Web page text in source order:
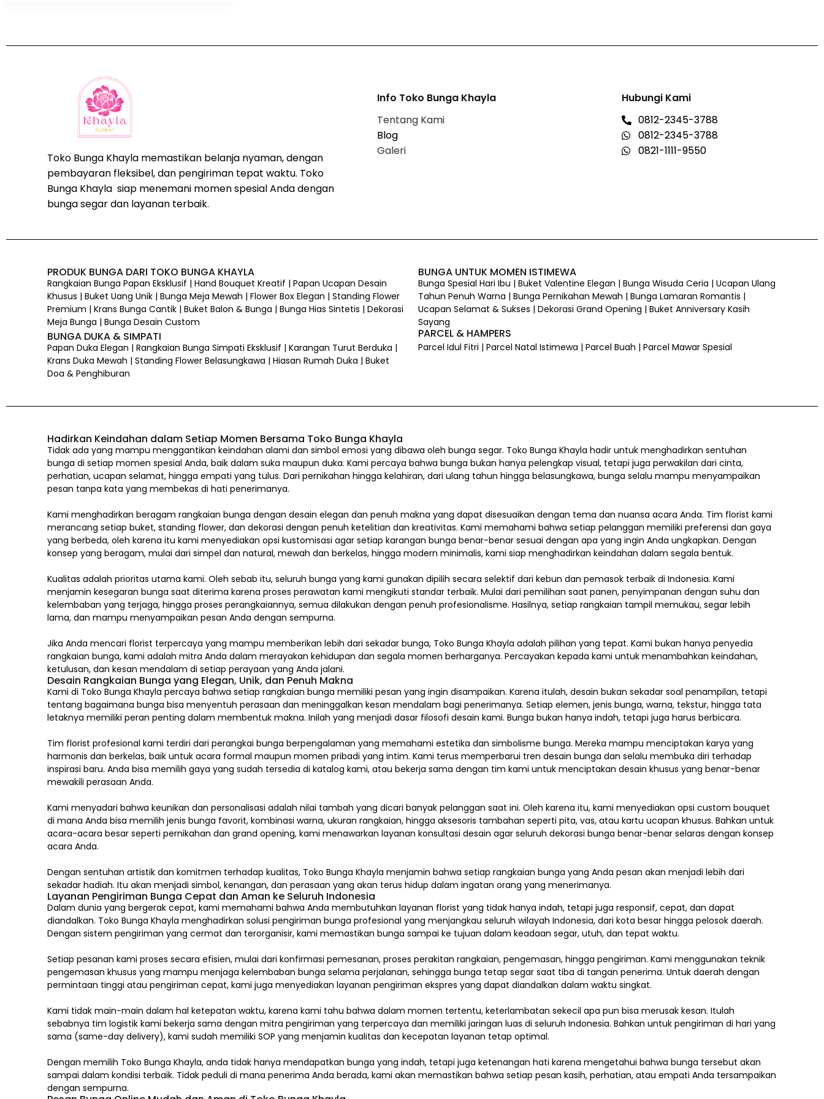
Toko Bunga Khayla memastikan belanja nyaman, dengan
pembayaran fleksibel, dan pengiriman tepat waktu. Toko
Bunga Khayla siap menemani momen spesial Anda dengan
bunga segar dan layanan terbaik.
Info Toko Bunga Khayla
Tentang Kami
Blog
Galeri
Hubungi Kami
0812-2345-3788
0812-2345-3788
0821-1111-9550
PRODUK BUNGA DARI TOKO BUNGA KHAYLA
Rangkaian Bunga Papan Eksklusif | Hand Bouquet Kreatif | Papan Ucapan Desain
Khusus | Buket Uang Unik | Bunga Meja Mewah | Flower Box Elegan | Standing Flower
Premium | Krans Bunga Cantik | Buket Balon & Bunga | Bunga Hias Sintetis | Dekorasi
Meja Bunga | Bunga Desain Custom
BUNGA DUKA & SIMPATI
Papan Duka Elegan | Rangkaian Bunga Simpati Eksklusif | Karangan Turut Berduka |
Krans Duka Mewah | Standing Flower Belasungkawa | Hiasan Rumah Duka | Buket
Doa & Penghiburan
BUNGA UNTUK MOMEN ISTIMEWA
Bunga Spesial Hari Ibu | Buket Valentine Elegan | Bunga Wisuda Ceria | Ucapan Ulang
Tahun Penuh Warna | Bunga Pernikahan Mewah | Bunga Lamaran Romantis |
Ucapan Selamat & Sukses | Dekorasi Grand Opening | Buket Anniversary Kasih
Sayang
PARCEL & HAMPERS
Parcel Idul Fitri | Parcel Natal Istimewa | Parcel Buah | Parcel Mawar Spesial
Hadirkan Keindahan dalam Setiap Momen Bersama Toko Bunga Khayla
Tidak ada yang mampu menggantikan keindahan alami dan simbol emosi yang dibawa oleh bunga segar. Toko Bunga Khayla hadir untuk menghadirkan sentuhan
bunga di setiap momen spesial Anda, baik dalam suka maupun duka. Kami percaya bahwa bunga bukan hanya pelengkap visual, tetapi juga perwakilan dari cinta,
perhatian, ucapan selamat, hingga empati yang tulus. Dari pernikahan hingga kelahiran, dari ulang tahun hingga belasungkawa, bunga selalu mampu menyampaikan
pesan tanpa kata yang membekas di hati penerimanya.
Kami menghadirkan beragam rangkaian bunga dengan desain elegan dan penuh makna yang dapat disesuaikan dengan tema dan nuansa acara Anda. Tim florist kami
merancang setiap buket, standing flower, dan dekorasi dengan penuh ketelitian dan kreativitas. Kami memahami bahwa setiap pelanggan memiliki preferensi dan gaya
yang berbeda, oleh karena itu kami menyediakan opsi kustomisasi agar setiap karangan bunga benar-benar sesuai dengan apa yang ingin Anda ungkapkan. Dengan
konsep yang beragam, mulai dari simpel dan natural, mewah dan berkelas, hingga modern minimalis, kami siap menghadirkan keindahan dalam segala bentuk.
Kualitas adalah prioritas utama kami. Oleh sebab itu, seluruh bunga yang kami gunakan dipilih secara selektif dari kebun dan pemasok terbaik di Indonesia. Kami
menjamin kesegaran bunga saat diterima karena proses perawatan kami mengikuti standar terbaik. Mulai dari pemilihan saat panen, penyimpanan dengan suhu dan
kelembaban yang terjaga, hingga proses perangkaiannya, semua dilakukan dengan penuh profesionalisme. Hasilnya, setiap rangkaian tampil memukau, segar lebih
lama, dan mampu menyampaikan pesan Anda dengan sempurna.
Jika Anda mencari florist terpercaya yang mampu memberikan lebih dari sekadar bunga, Toko Bunga Khayla adalah pilihan yang tepat. Kami bukan hanya penyedia
rangkaian bunga, kami adalah mitra Anda dalam merayakan kehidupan dan segala momen berharganya. Percayakan kepada kami untuk menambahkan keindahan,
ketulusan, dan kesan mendalam di setiap perayaan yang Anda jalani.
Desain Rangkaian Bunga yang Elegan, Unik, dan Penuh Makna
Kami di Toko Bunga Khayla percaya bahwa setiap rangkaian bunga memiliki pesan yang ingin disampaikan. Karena itulah, desain bukan sekadar soal penampilan, tetapi
tentang bagaimana bunga bisa menyentuh perasaan dan meninggalkan kesan mendalam bagi penerimanya. Setiap elemen,jenis bunga, warna, tekstur, hingga tata
letaknya memiliki peran penting dalam membentuk makna. Inilah yang menjadi dasar filosofi desain kami. Bunga bukan hanya indah, tetapi juga harus berbicara.
Tim florist profesional kami terdiri dari perangkai bunga berpengalaman yang memahami estetika dan simbolisme bunga. Mereka mampu menciptakan karya yang
harmonis dan berkelas, baik untuk acara formal maupun momen pribadi yang intim. Kami terus memperbarui tren desain bunga dan selalu membuka diri terhadap
inspirasi baru. Anda bisa memilih gaya yang sudah tersedia di katalog kami, atau bekerja sama dengan tim kami untuk menciptakan desain khusus yang benar-benar
mewakili perasaan Anda.
Kami menyadari bahwa keunikan danpersonalisasi adalah nilai tambah yang dicari banyak pelanggan saat ini. Oleh karena itu, kami menyediakan opsi custom bouquet
di mana Anda bisa memilih jenis bunga favorit, kombinasi warna, ukuran rangkaian, hingga aksesoris tambahan seperti pita, vas, atau kartu ucapan khusus. Bahkan untuk
acara-acara besar seperti pernikahan dan grand opening, kami menawarkan layanan konsultasi desain agar seluruh dekorasi bunga benar-benar selaras dengan konsep
acara Anda.
Dengan sentuhan artistik dan komitmen terhadap kualitas, Toko Bunga Khayla menjamin bahwa setiap rangkaian bunga yang Anda pesan akan menjadi lebih dari
sekadar hadiah. Itu akan menjadi simbol, kenangan, dan perasaan yang akan terus hidup dalam ingatan orang yang menerimanya.
Layanan Pengiriman Bunga Cepat dan Aman ke Seluruh Indonesia
Dalam dunia yang bergerak cepat, kami memahami bahwa Anda membutuhkan layanan florist yang tidak hanya indah, tetapi juga responsif, cepat, dan dapat
diandalkan. Toko Bunga Khayla menghadirkan solusi pengiriman bunga profesional yang menjangkau seluruh wilayah Indonesia, dari kota besar hingga pelosok daerah.
Dengan sistem pengiriman yang cermat dan terorganisir, kami memastikan bunga sampai ke tujuan dalam keadaan segar, utuh, dan tepat waktu.
Setiap pesanan kami proses secara efisien, mulai dari konfirmasi pemesanan, proses perakitan rangkaian, pengemasan, hingga pengiriman. Kami menggunakan teknik
pengemasan khusus yang mampu menjaga kelembaban bunga selama perjalanan, sehingga bunga tetap segar saat tiba di tangan penerima. Untuk daerah dengan
permintaan tinggi atau pengiriman cepat, kami juga menyediakan layanan pengiriman ekspres yang dapat diandalkan dalam waktu singkat.
Kami tidak main-main dalam hal ketepatan waktu, karena kami tahu bahwa dalam momen tertentu, keterlambatan sekecil apa pun bisa merusak kesan. Itulah
sebabnya tim logistik kami bekerja sama dengan mitra pengiriman yang terpercaya dan memiliki jaringan luas di seluruh Indonesia. Bahkan untuk pengiriman di hari yang
sama (same-day delivery), kami sudah memiliki SOP yang menjamin kualitas dan kecepatan layanan tetap optimal.
Dengan memilih Toko Bunga Khayla, anda tidak hanya mendapatkan bunga yang indah, tetapi juga ketenangan hati karena mengetahui bahwa bunga tersebut akan
sampai dalam kondisi terbaik. Tidak peduli di mana penerima Anda berada, kami akan memastikan bahwa setiap pesan kasih, perhatian, atau empati Anda tersampaikan
dengan sempurna.